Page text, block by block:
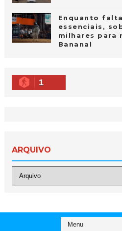
Enquanto
essenciais,
milhares para
Bananal
1
ARQUIVO